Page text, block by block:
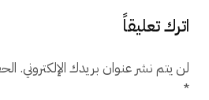
اترك تعليقاً
لن يتم نشر عنوان بريدك الإلكتروني.
*